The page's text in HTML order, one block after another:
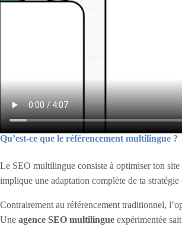
Qu’est-ce que le référencement multilingue ?
Le SEO multilingue consiste à optimiser ton
implique une adaptation complète de ta
Contrairement au référencement traditionnel,
Une agence SEO multilingue expérimentée